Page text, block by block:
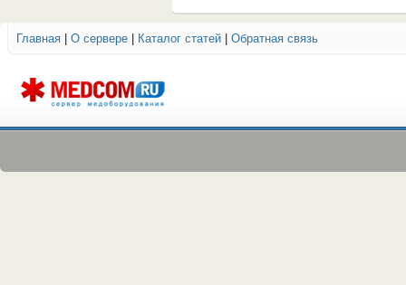
Главная О сервере Каталог статей Обратная связь